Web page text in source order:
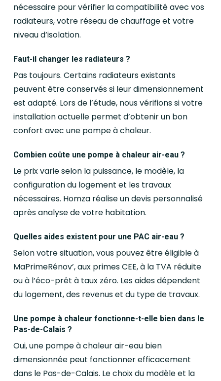
nécessaire pour vérifier la compatibilité avec vos
radiateurs, votre réseau de chauffage et votre
niveau d’isolation.
Faut-il changer les radiateurs ?
Pas toujours. Certains radiateurs existants
peuvent être conservés si leur dimensionnement
est adapté. Lors de l’étude, nous vérifions si votre
installation actuelle permet d’obtenir un bon
confort avec une pompe à chaleur.
Combien coûte une pompe à chaleur air-eau ?
Le prix varie selon la puissance, le modèle, la
configuration du logement et les travaux
nécessaires. Homza réalise un devis personnalisé
après analyse de votre habitation.
Quelles aides existent pour une PAC air-eau ?
Selon votre situation, vous pouvez être éligible à
MaPrimeRénov’, aux primes CEE, à la TVA réduite
ou à l’éco-prêt à taux zéro. Les aides dépendent
du logement, des revenus et du type de travaux.
Une pompe à chaleur fonctionne-t-elle bien dans le
Pas-de-Calais ?
Oui, une pompe à chaleur air-eau bien
dimensionnée peut fonctionner efficacement
dans le Pas-de-Calais. Le choix du modèle et la